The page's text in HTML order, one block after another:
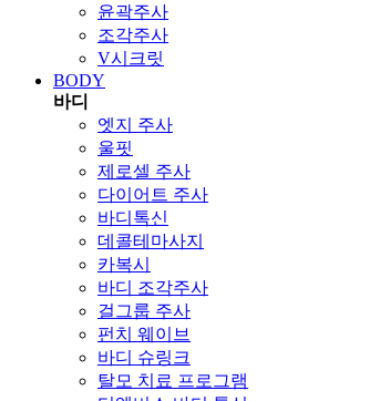
윤곽주사
조각주사
V시크릿
BODY
바디
엣지 주사
울핏
제로셀 주사
다이어트 주사
바디톡신
데콜테마사지
카복시
바디 조각주사
걸그룹 주사
펀치 웨이브
바디 슈링크
탈모 치료 프로그램